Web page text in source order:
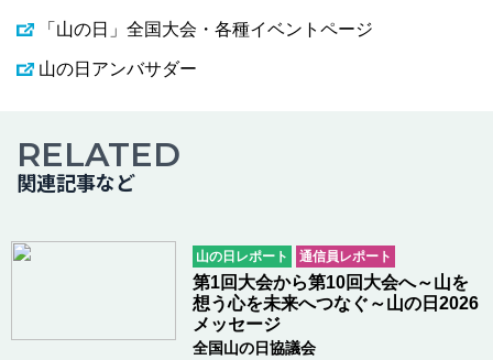
「山の日」全国大会・各種イベントページ
山の日アンバサダー
RELATED
関連記事など
山の日レポート 通信員レポート
第1回大会から第10回大会へ～山を
想う心を未来へつなぐ～山の日2026
メッセージ
全国山の日協議会